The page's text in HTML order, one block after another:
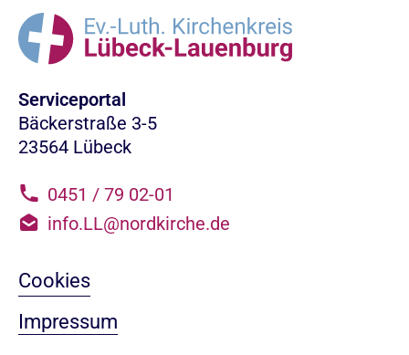
Serviceportal
Bäckerstraße 3-5
23564 Lübeck
0451 / 79 02-01
info.LL@nordkirche.de
Cookies
Impressum